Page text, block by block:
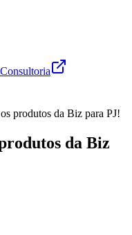
Consultoria
produtos da Biz para PJ!
da Biz